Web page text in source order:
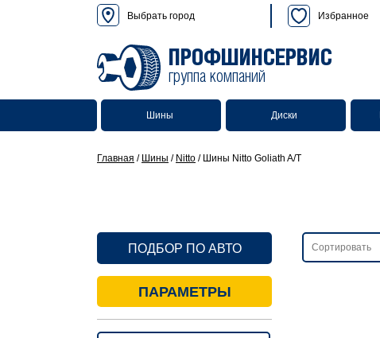
Выбрать город Избранное
ПРОФШИНСЕРВИС
группа компаний
Шины Диски
Главная / Шины / Nitto / Шины Nitto Goliath A/T
ПОДБОР ПО АВТО
ПАРАМЕТРЫ